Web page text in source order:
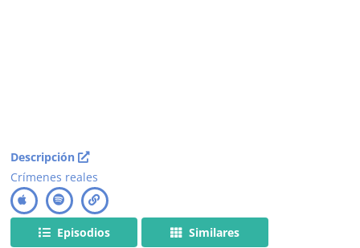
Descripción
Crímenes reales
Episodios
Similares